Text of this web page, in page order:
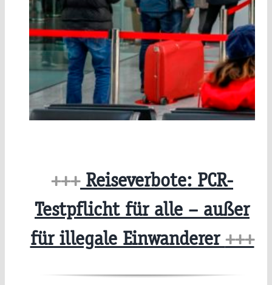
+++Reiseverbote: PCR-
Testpflicht für alle – außer
für illegale Einwanderer+++